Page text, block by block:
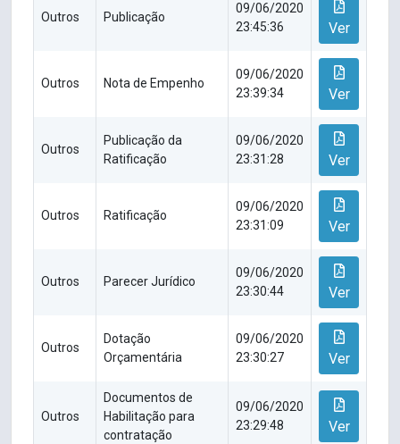
Outros Publicação
09/06/2020
23:45:36
Ver
Outros Nota de Empenho
09/06/2020
23:39:34
Ver
Outros
Publicação da
Ratificação
09/06/2020
23:31:28
Ver
Outros Ratificação
09/06/2020
23:31:09
Ver
Outros Parecer Jurídico
09/06/2020
23:30:44
Ver
Outros
Dotação
Orçamentária
09/06/2020
23:30:27
Ver
Outros
Documentos de
Habilitação para
contratação
09/06/2020
23:29:48
Ver